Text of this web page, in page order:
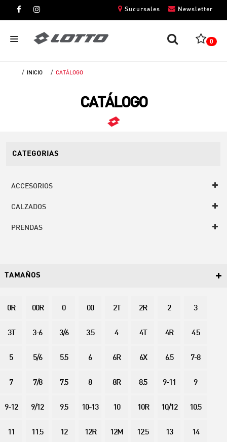
Newsletter
Sucursales
0
INICIO CATÁLOGO
CATÁLOGO
CATEGORIAS
ACCESORIOS
CALZADOS
PRENDAS
TAMAÑOS
0R 00R 0 00 2T 2R 2 3
3T 3-6 3/6 3.5 4 4T 4R 4.5
5 5/6 5.5 6 6R 6X 6.5 7-8
7 7/8 7.5 8 8R 8.5 9-11 9
9-12 9/12 9.5 10-13 10 10R 10/12 10.5
11 11.5 12 12R 12M 12.5 13 14